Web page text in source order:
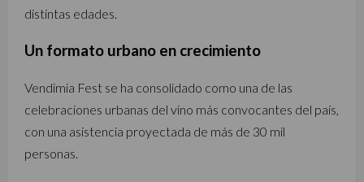
distintas edades.
Un formato urbano en crecimiento
Vendimia Fest se ha consolidado como una de las
celebraciones urbanas del vino más convocantes del país,
con una asistencia proyectada de más de 30 mil
personas.